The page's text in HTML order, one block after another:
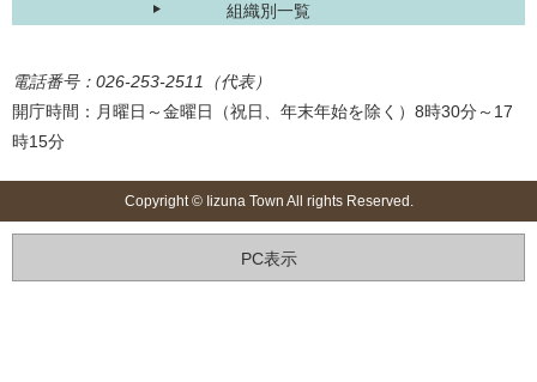
組織別一覧
電話番号：026-253-2511（代表）
開庁時間：月曜日～金曜日（祝日、年末年始を除く）8時30分～17
時15分
Copyright © Iizuna Town All rights Reserved.
PC表示